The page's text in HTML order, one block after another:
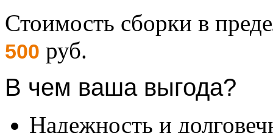
Стоимость сборки в
500 руб.
В чем ваша выгода?
Надежность и